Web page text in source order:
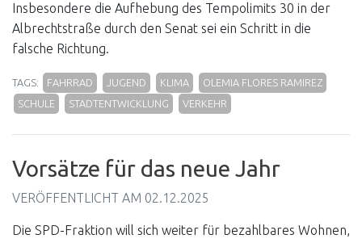
Insbesondere die Aufhebung des Tempolimits 30 in der
Albrechtstraße durch den Senat sei ein Schritt in die
falsche Richtung.
TAGS: FAHRRAD JUGEND KLIMA
OLEMIA FLORES RAMIREZ
SCHULE
STADTENTWICKLUNG VERKEHR
Vorsätze für das neue Jahr
VERÖFFENTLICHT AM 02.12.2025
Die SPD-Fraktion will sich weiter für bezahlbares Wohnen,